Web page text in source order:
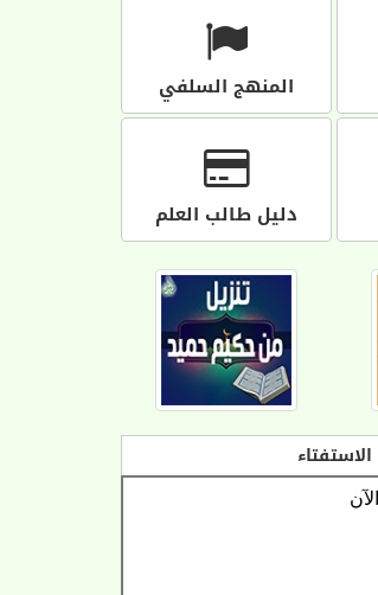
المنهج السلفي
دليل طالب العلم
الاستفتاء